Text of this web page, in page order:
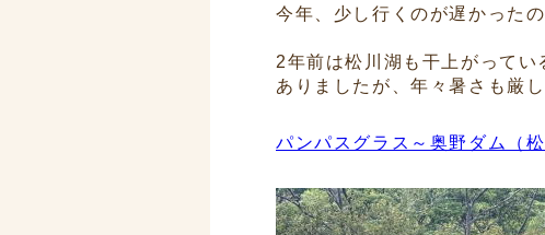
今年、少し行くのが遅かった
2年前は松川湖も干上がって
ありましたが、年々暑さも厳
パンパスグラス～奥野ダム（